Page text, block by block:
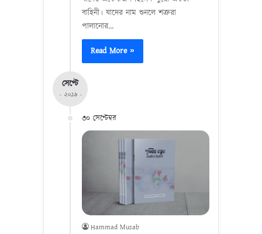
বাহিনী। যাদের নাম শুনলে শত্রুরা
পালানোর…
Read More »
সেপ্টে
- ২০১৯ -
৩০ সেপ্টেম্বর
Hammad Musab